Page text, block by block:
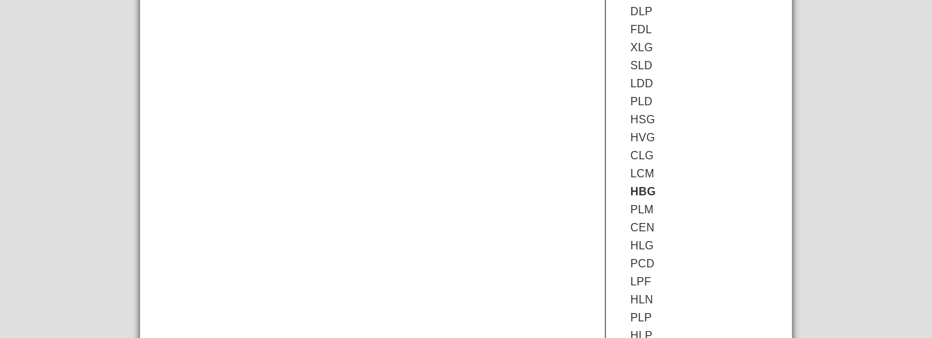
DLP
FDL
XLG
SLD
LDD
PLD
HSG
HVG
CLG
LCM
HBG
PLM
CEN
HLG
PCD
LPF
HLN
PLP
HLP